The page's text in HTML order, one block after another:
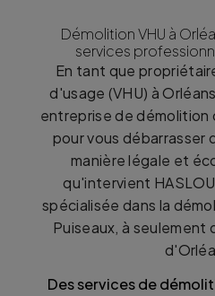
Démolition VHU à
services
En tant que
d'usage (VHU) à
entreprise de
pour vous débarrasser
manière légale et
qu'intervient
spécialisée dans la
Puiseaux, à seulement
Des services de